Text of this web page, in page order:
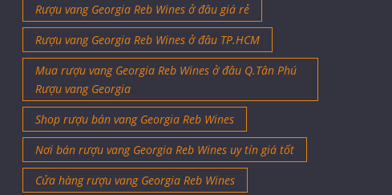
Rượu vang Georgia Reb Wines ở đâu giá rẻ
Rượu vang Georgia Reb Wines ở đâu TP.HCM
Mua rượu vang Georgia Reb Wines ở đâu Q.Tân Phú
Rượu vang Georgia
Shop rượu bán vang Georgia Reb Wines
Nơi bán rượu vang Georgia Reb Wines uy tín giá tốt
Cửa hàng rượu vang Georgia Reb Wines